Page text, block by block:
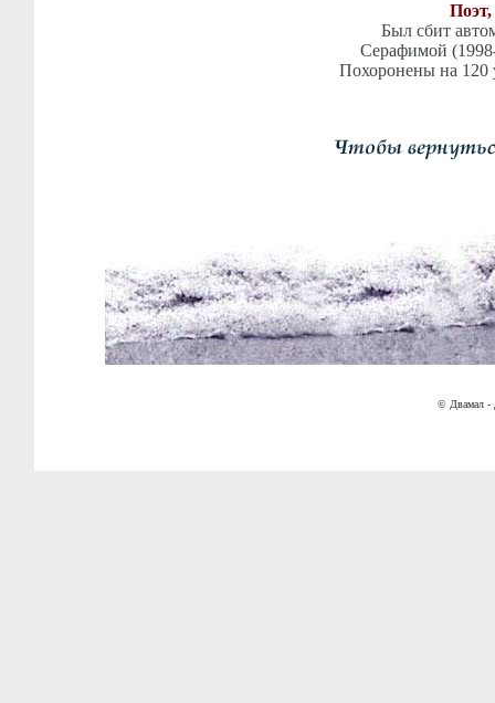
Был сбит
Серафимой
Похоронены на 120
© Двамал -